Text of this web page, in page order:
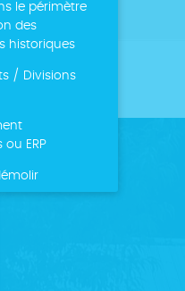
le périmètre
des
historiques
/ Divisions
ERP